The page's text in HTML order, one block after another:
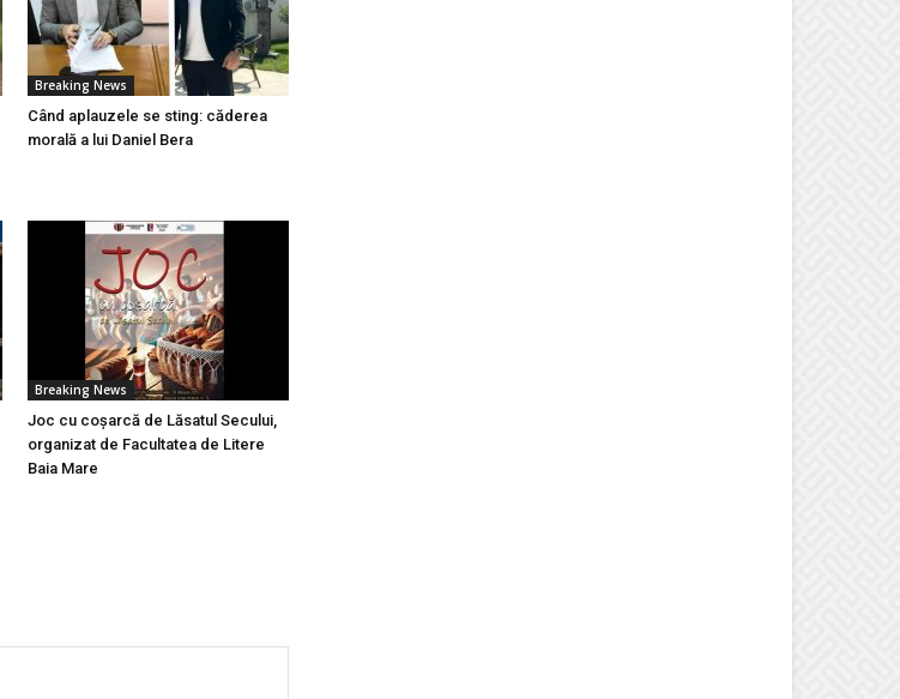
Breaking News
Când aplauzele se sting: căderea
morală a lui Daniel Bera
Breaking News
Joc cu coșarcă de Lăsatul Secului,
organizat de Facultatea de Litere
Baia Mare